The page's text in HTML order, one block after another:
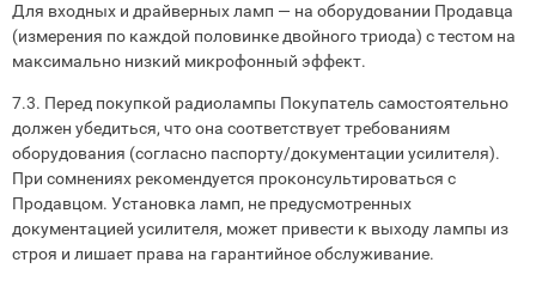
Для входных и драйверных ламп — на оборудовании Продавца
(измерения по каждой половинке двойного триода) с тестом на
максимально низкий микрофонный эффект.
7.3. Перед покупкой радиолампы Покупатель самостоятельно
должен убедиться, что она соответствует требованиям
оборудования (согласно паспорту/документации усилителя).
При сомнениях рекомендуется проконсультироваться с
Продавцом. Установка ламп, не предусмотренных
документацией усилителя, может привести к выходу лампы из
строя и лишает права на гарантийное обслуживание.